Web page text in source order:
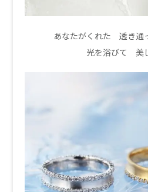
あなたがくれた 透き
光を浴びて 美